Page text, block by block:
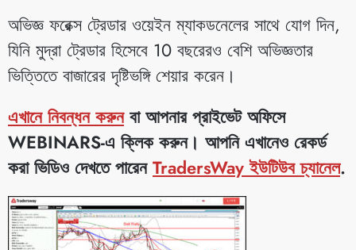
অভিজ্ঞ ফরেক্স ট্রেডার ওয়েইন ম্যাকডনেলের সাথে যোগ দিন,
যিনি মুদ্রা ট্রেডার হিসেবে 10 বছরেরও বেশি অভিজ্ঞতার
ভিত্তিতে বাজারের দৃষ্টিভঙ্গি শেয়ার করেন।
এখানে নিবন্ধন করুনবা আপনার প্রাইভেট অফিসে
WEBINARS-এ ক্লিক করুন। আপনি এখানেও রেকর্ড
করা ভিডিও দেখতে পারেনTradersWay ইউটিউব চ্যানেল.